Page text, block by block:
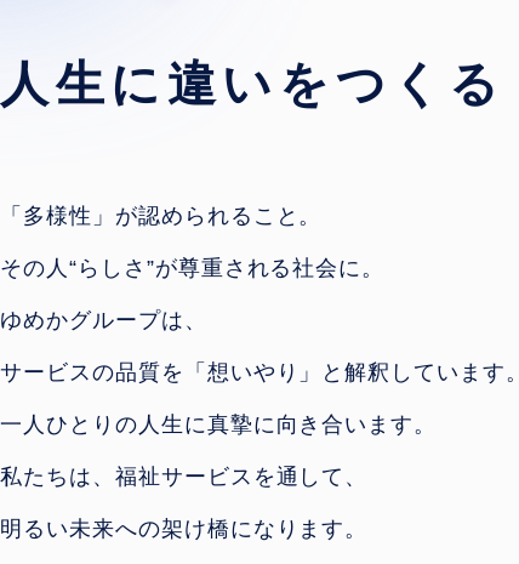
人生に違いをつくる
「多様性」が認められること。
その人“らしさ”が尊重される社会に。
ゆめかグループは、
サービスの品質を 「想いやり」と解釈しています。
一人ひとりの人生に真摯に向き合います。
私たちは、福祉サービスを通して、
明るい未来への架け橋になります。